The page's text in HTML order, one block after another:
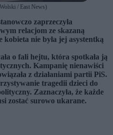
/ East News)
zaprzeczyła
relacjom ze skazaną
kobieta nie była jej asystentką
o fali hejtu, która spotkała ją
Kampanię nienawiści
z działaniami partii PiS.
tragedii dzieci do
Zaznaczyła, że każde
zostać surowo ukarane.